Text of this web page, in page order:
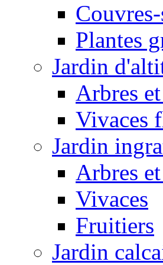
Plantes
Jardin
Arbres
Vivaces
Jardin
Arbres
Vivaces
Fruitiers
Jardin